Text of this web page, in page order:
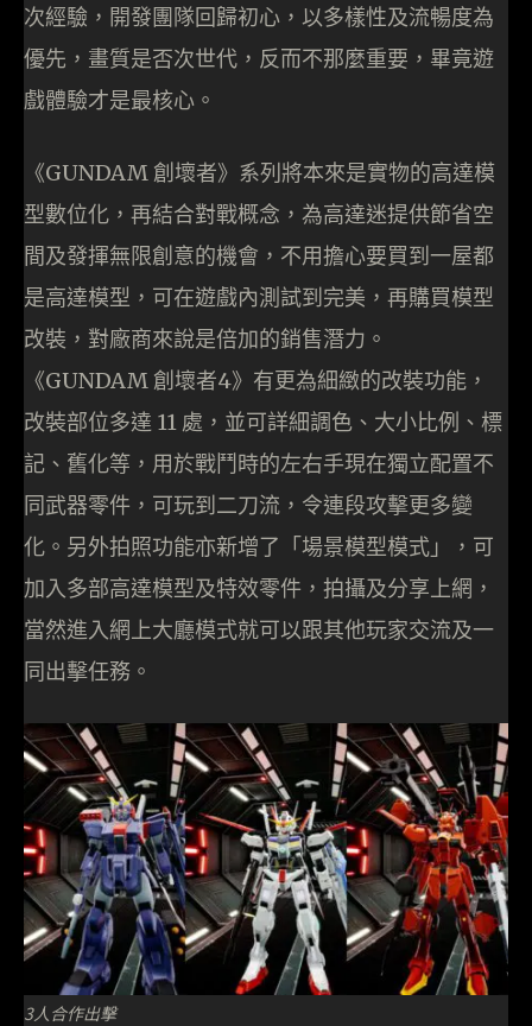
次經驗，開發團隊回歸初心，以多樣性及流暢度為
優先，畫質是否次世代，反而不那麼重要，畢竟遊
戲體驗才是最核心。
《GUNDAM 創壞者》系列將本來是實物的高達模
型數位化，再結合對戰概念，為高達迷提供節省空
間及發揮無限創意的機會，不用擔心要買到一屋都
是高達模型，可在遊戲內測試到完美，再購買模型
改裝，對廠商來說是倍加的銷售潛力。
《GUNDAM 創壞者4》有更為細緻的改裝功能，
改裝部位多達 11 處，並可詳細調色、大小比例、標
記、舊化等，用於戰鬥時的左右手現在獨立配置不
同武器零件，可玩到二刀流，令連段攻擊更多變
化。另外拍照功能亦新增了「場景模型模式」，可
加入多部高達模型及特效零件，拍攝及分享上網，
當然進入網上大廳模式就可以跟其他玩家交流及一
同出擊任務。
3人合作出擊